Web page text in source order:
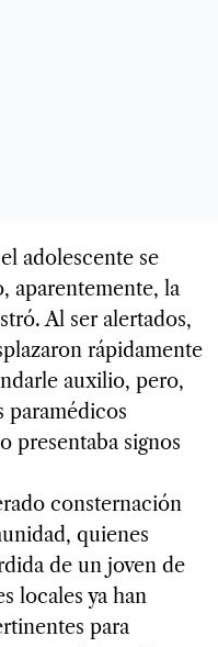
adolescente se
aparentemente, la
Al ser alertados,
rápidamente
auxilio, pero,
paramédicos
presentaba signos
consternación
quienes
de un joven de
locales ya han
para